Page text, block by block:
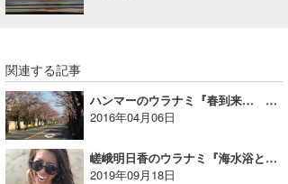
関連する記事
ハンマーのウラナミ『春到来… いざ鎌倉！』
2016年04月06日
嵯峨明日香のウラナミ『海水浴という名の特訓』
2019年09月18日